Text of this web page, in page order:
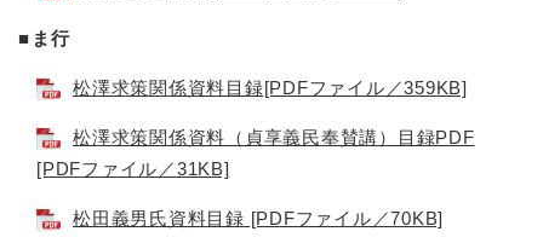
■ま行
松澤求策関係資料目録[PDFファイル／359KB]
松澤求策関係資料（貞享義民奉賛講）目録PDF
[PDFファイル／31KB]
松田義男氏資料目録 [PDFファイル／70KB]